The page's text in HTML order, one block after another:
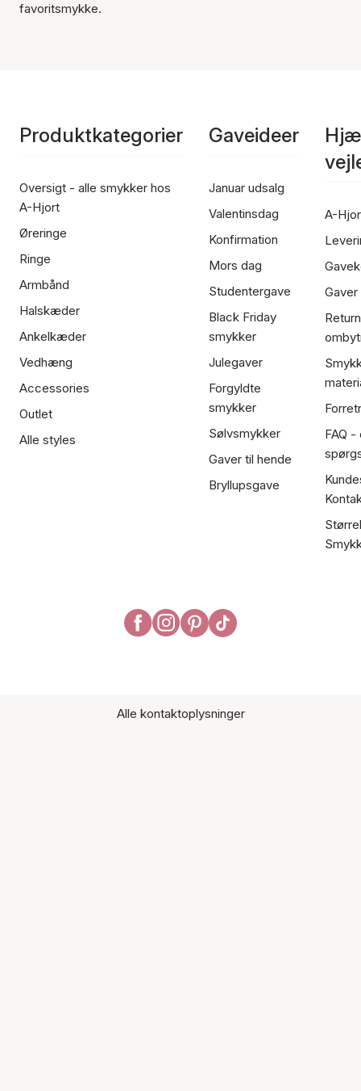
favoritsmykke.
Produktkategorier
Oversigt - alle smykker hos
A-Hjort
Øreringe
Ringe
Armbånd
Halskæder
Ankelkæder
Vedhæng
Accessories
Outlet
Alle styles
Gaveideer
Januar udsalg
Valentinsdag
Konfirmation
Mors dag
Studentergave
Black Friday
smykker
Julegaver
Forgyldte
smykker
Sølvsmykker
Gaver til hende
Bryllupsgave
A-
FAQ
Alle kontaktoplysninger